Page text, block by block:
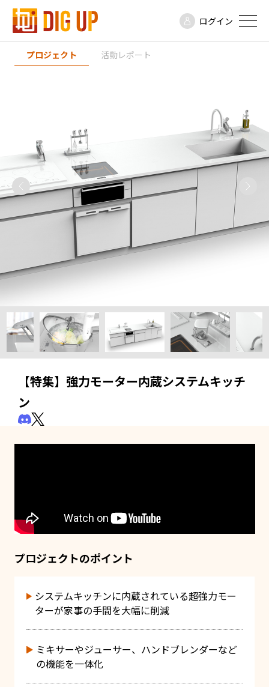
ログイン
プロジェクト 活動レポート
【特集】強力モーター内蔵システムキッチ
ン
プロジェクトのポイント
システムキッチンに内蔵されている超強力モー
ターが家事の手間を大幅に削減
ミキサーやジューサー、ハンドブレンダーなど
の機能を一体化